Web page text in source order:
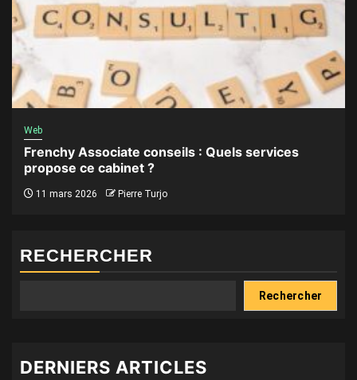
Web
Frenchy Associate conseils : Quels services
propose ce cabinet ?
11 mars 2026 Pierre Turjo
RECHERCHER
Rechercher
DERNIERS ARTICLES